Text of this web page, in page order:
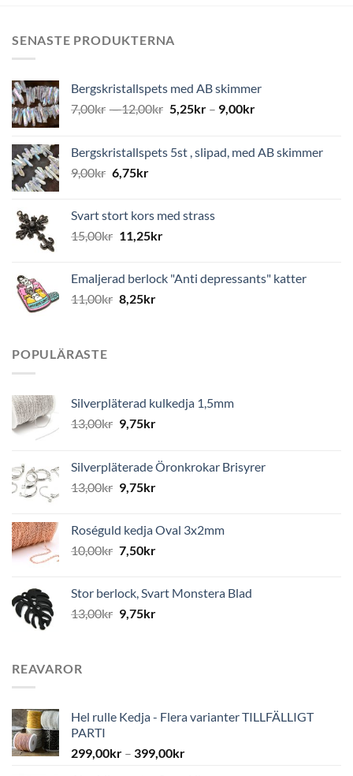
SENASTE PRODUKTERNA
Bergskristallspets med AB skimmer
7,00kr –12,00kr 5,25kr– 9,00kr
Bergskristallspets 5st , slipad, med AB skimmer
9,00kr 6,75kr
Svart stort kors med strass
15,00kr 11,25kr
Emaljerad berlock "Anti depressants" katter
11,00kr 8,25kr
POPULÄRASTE
Silverpläterad kulkedja 1,5mm
13,00kr 9,75kr
Silverpläterade Öronkrokar Brisyrer
13,00kr 9,75kr
Roséguld kedja Oval 3x2mm
10,00kr 7,50kr
Stor berlock, Svart Monstera Blad
13,00kr 9,75kr
REAVAROR
Hel rulle Kedja - Flera varianter TILLFÄLLIGT
PARTI
299,00kr – 399,00kr